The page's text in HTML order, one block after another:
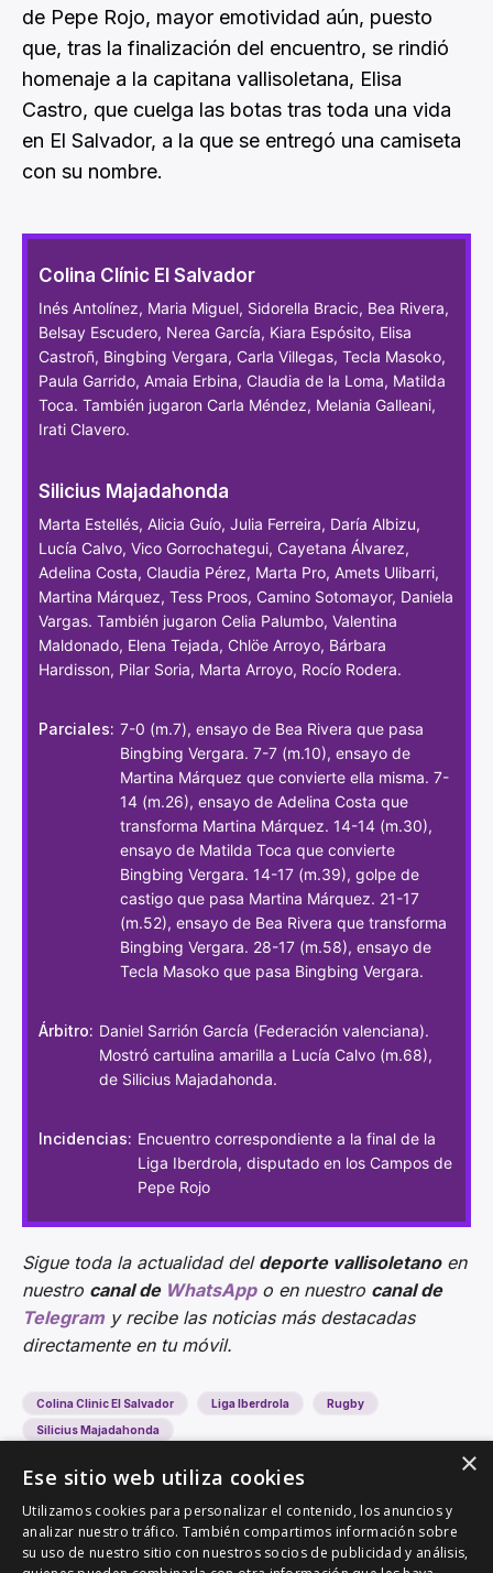
de Pepe Rojo, mayor emotividad aún, puesto
que, tras la finalización del encuentro, se rindió
homenaje a la capitana vallisoletana, Elisa
Castro, que cuelga las botas tras toda una vida
en El Salvador, a la que se entregó una camiseta
con su nombre.
Colina Clínic El Salvador
Inés Antolínez, Maria Miguel, Sidorella Bracic, Bea Rivera,
Belsay Escudero, Nerea García, Kiara Espósito, Elisa
Castroñ, Bingbing Vergara, Carla Villegas, Tecla Masoko,
Paula Garrido, Amaia Erbina, Claudia de la Loma, Matilda
Toca. También jugaron Carla Méndez, Melania Galleani,
Irati Clavero.
Silicius Majadahonda
Marta Estellés, Alicia Guío, Julia Ferreira, Daría Albizu,
Lucía Calvo, Vico Gorrochategui, Cayetana Álvarez,
Adelina Costa, Claudia Pérez, Marta Pro, Amets Ulibarri,
Martina Márquez, Tess Proos, Camino Sotomayor, Daniela
Vargas. También jugaron Celia Palumbo, Valentina
Maldonado, Elena Tejada, Chlöe Arroyo, Bárbara
Hardisson, Pilar Soria, Marta Arroyo, Rocío Rodera.
Parciales: 7-0 (m.7), ensayo de Bea Rivera que pasa
Bingbing Vergara. 7-7 (m.10), ensayo de
Martina Márquez que convierte ella misma. 7-
14 (m.26), ensayo de Adelina Costa que
transforma Martina Márquez. 14-14 (m.30),
ensayo de Matilda Toca que convierte
Bingbing Vergara. 14-17 (m.39), golpe de
castigo que pasa Martina Márquez. 21-17
(m.52), ensayo de Bea Rivera que transforma
Bingbing Vergara. 28-17 (m.58), ensayo de
Tecla Masoko que pasa Bingbing Vergara.
Árbitro: Daniel Sarrión García (Federación valenciana).
Mostró cartulina amarilla a Lucía Calvo (m.68),
de Silicius Majadahonda.
Incidencias: Encuentro correspondiente a la final de la
Liga Iberdrola, disputado en los Campos de
Pepe Rojo
Sigue toda la actualidad del deporte vallisoletanoen
nuestro canal de WhatsAppo en nuestro canal de
Telegram y recibe las noticias más destacadas
directamente en tu móvil.
Colina Clinic El Salvador Liga Iberdrola
Rugby
Silicius Majadahonda
×
Ese sitio web utiliza cookies
Utilizamos cookies para personalizar el contenido, los anuncios y
analizar nuestro tráfico. También compartimos información sobre
su uso de nuestro sitio con nuestros socios de publicidad y análisis,